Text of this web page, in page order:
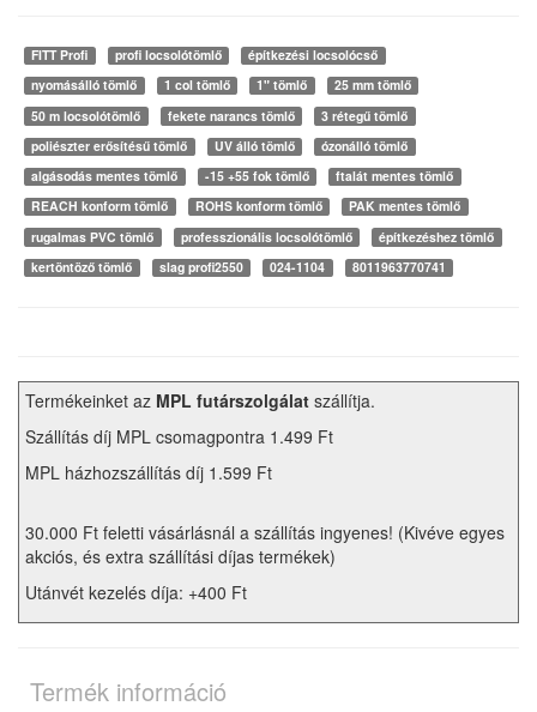
FITT Profi profi locsolótömlő
építkezési locsolócső
nyomásálló tömlő
1 col tömlő 1" tömlő
25 mm tömlő
50 m locsolótömlő
fekete narancs tömlő
3 rétegű tömlő
poliészter erősítésű tömlő
UV álló tömlő
ózonálló tömlő
algásodás mentes tömlő
-15 +55 fok tömlő
ftalát mentes tömlő
REACH konform tömlő
ROHS konform tömlő
PAK mentes tömlő
rugalmas PVC tömlő
professzionális locsolótömlő
építkezéshez tömlő
kertöntöző tömlő
slag profi2550 024-1104 8011963770741
Termékeinket az MPL futárszolgálat szállítja.
Szállítás díj MPL csomagpontra 1.499 Ft
MPL házhozszállítás díj 1.599 Ft
30.000 Ft feletti vásárlásnál a szállítás ingyenes! (Kivéve egyes
akciós, és extra szállítási díjas termékek)
Utánvét kezelés díja: +400 Ft
Termék információ